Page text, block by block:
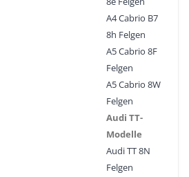
A4 Cabrio B7
8h Felgen
A5 Cabrio 8F
Felgen
A5 Cabrio 8W
Felgen
Audi TT-
Modelle
Audi TT 8N
Felgen